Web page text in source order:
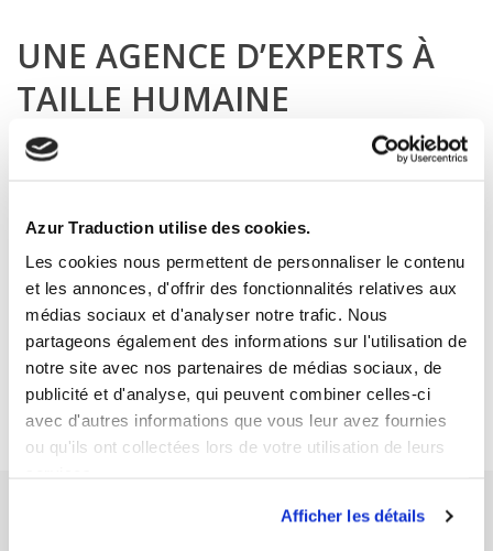
Azur Traduction utilise des cookies.
Les cookies nous permettent de personnaliser le contenu
et les annonces, d'offrir des fonctionnalités relatives aux
médias sociaux et d'analyser notre trafic. Nous
partageons également des informations sur l'utilisation de
notre site avec nos partenaires de médias sociaux, de
publicité et d'analyse, qui peuvent combiner celles-ci
avec d'autres informations que vous leur avez fournies
ou qu'ils ont collectées lors de votre utilisation de leurs
Afficher les détails
UNE AGENCE D’EXPERTS À
TAILLE HUMAINE
Outre sa certification de traducteur assermenté en
– les compétences,
– l’expérience,
– le professionnalisme,
– la réactivité,
– le respect des délais,
– la confidentialité.
UNE DEMANDE SOUTENUE